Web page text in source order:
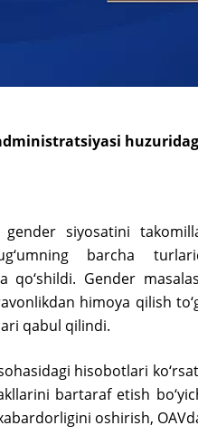
siyosatini
barcha
qo‘shildi. Gender
himoya qilish
qabul qilindi.
hisobotlari
bartaraf etish
oshirish,